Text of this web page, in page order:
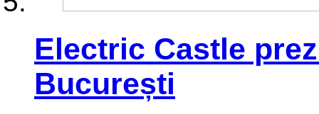
Electric Castle
București